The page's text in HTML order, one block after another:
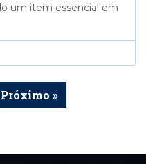
um item essencial em
Próximo »